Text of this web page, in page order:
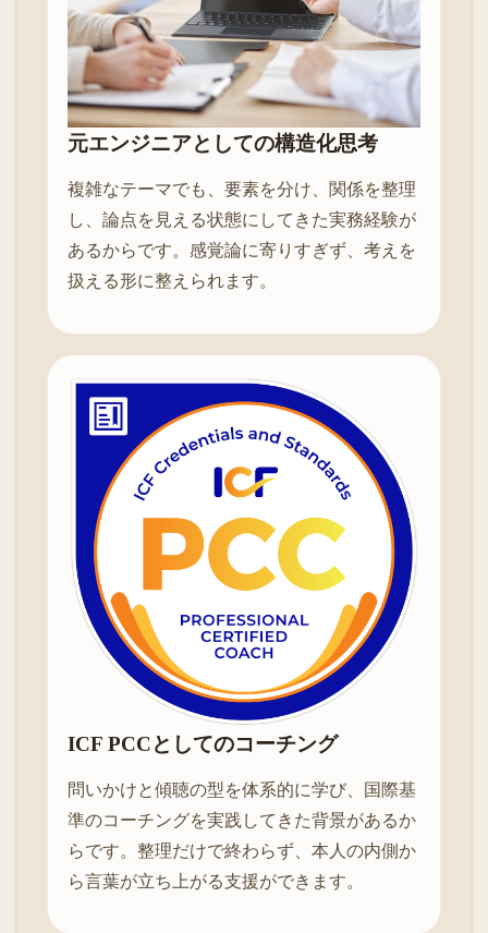
元エンジニアとしての構造化思考
複雑なテーマでも、要素を分け、関係を整理
し、論点を見える状態にしてきた実務経験が
あるからです。感覚論に寄りすぎず、考えを
扱える形に整えられます。
ICF PCCとしてのコーチング
問いかけと傾聴の型を体系的に学び、国際基
準のコーチングを実践してきた背景があるか
らです。整理だけで終わらず、本人の内側か
ら言葉が立ち上がる支援ができます。